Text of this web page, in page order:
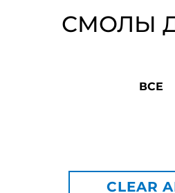
СМОЛЫ
ВСЕ
CLEAR